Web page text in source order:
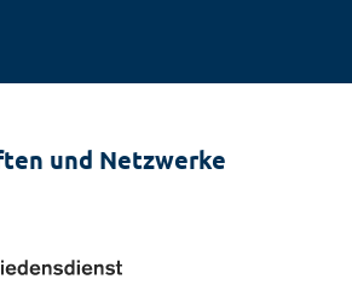
und Netzwerke